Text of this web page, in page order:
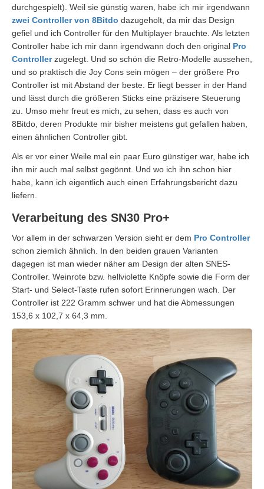
durchgespielt). Weil sie günstig waren, habe ich mir irgendwann
zwei Controller von 8Bitdo dazugeholt, da mir das Design
gefiel und ich Controller für den Multiplayer brauchte. Als letzten
Controller habe ich mir dann irgendwann doch den original Pro
Controllerzugelegt. Und so schön die Retro-Modelle aussehen,
und so praktisch die Joy Cons sein mögen – der größere Pro
Controller ist mit Abstand der beste. Er liegt besser in der Hand
und lässt durch die größeren Sticks eine präzisere Steuerung
zu. Umso mehr freut es mich, zu sehen, dass es auch von
8Bitdo, deren Produkte mir bisher meistens gut gefallen haben,
einen ähnlichen Controller gibt.
Als er vor einer Weile mal ein paar Euro günstiger war, habe ich
ihn mir auch mal selbst gegönnt. Und wo ich ihn schon hier
habe, kann ich eigentlich auch einen Erfahrungsbericht dazu
liefern.
Verarbeitung des SN30 Pro+
Vor allem in der schwarzen Version sieht er dem Pro Controller
schon ziemlich ähnlich. In den beiden grauen Varianten
dagegen ist man wieder näher am Design der alten SNES-
Controller. Weinrote bzw. hellviolette Knöpfe sowie die Form der
Start- und Select-Taste rufen sofort Erinnerungen wach. Der
Controller ist 222 Gramm schwer und hat die Abmessungen
153,6 x 102,7 x 64,3 mm.